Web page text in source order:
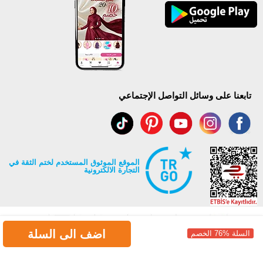
السلة %76 الخصم اضف الى السلة
تابعنا على وسائل التواصل الإجتماعي
الموقع الموثوق المستخدم لختم الثقة في
التجارة الالكترونية